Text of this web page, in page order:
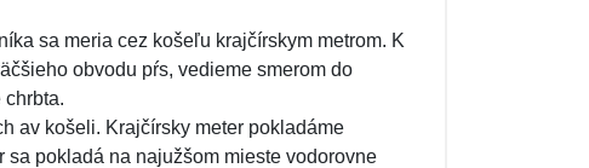
sa meria cez košeľu krajčírskym metrom. K
obvodu pŕs, vedieme smerom do
av košeli. Krajčírsky meter pokladáme
pokladá na najužšom mieste vodorovne